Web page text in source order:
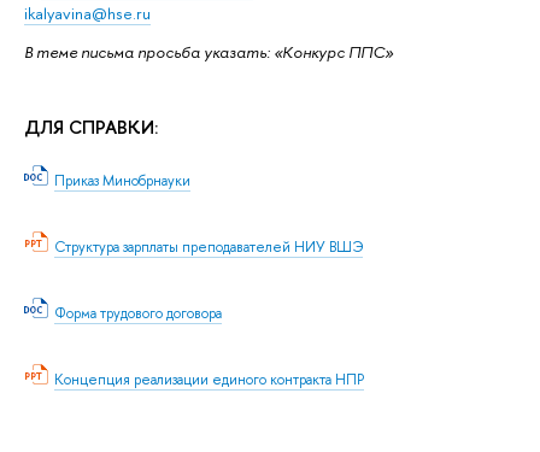
ikalyavina@hse.ru
В теме письма просьба указать: «Конкурс ППС»
ДЛЯ СПРАВКИ:
Приказ Минобрнауки
Структура зарплаты преподавателей НИУ ВШЭ
Форма трудового договора
Концепция реализации единого контракта НПР